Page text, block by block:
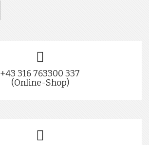
+43 316 763300 337
(Online-Shop)